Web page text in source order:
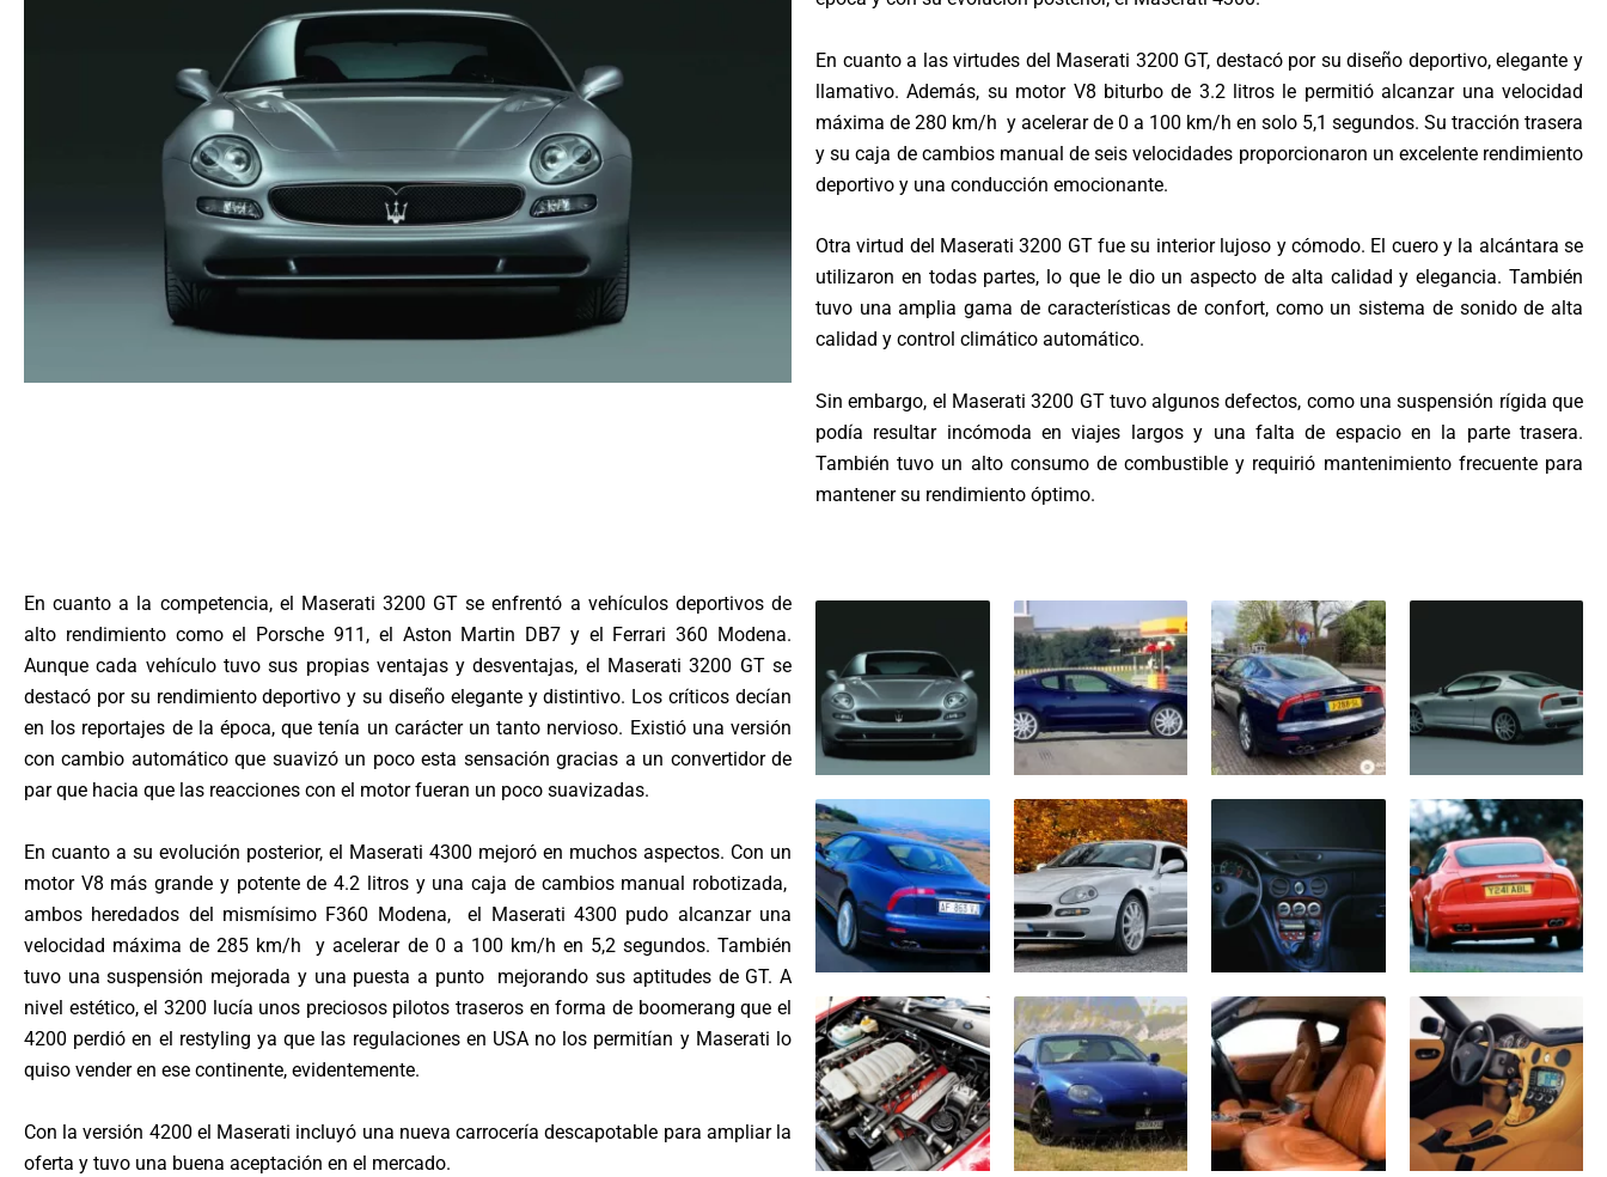
En cuanto a las virtudes del Maserati 3200 GT, destacó por su diseño deportivo, elegante y
llamativo. Además, su motor V8 biturbo de 3.2 litros le permitió alcanzar una velocidad
máxima de 280 km/h y acelerar de 0 a 100 km/h en solo 5,1 segundos. Su tracción trasera
y su caja de cambios manual de seis velocidades proporcionaron un excelente rendimiento
deportivo y una conducción emocionante.
Otra virtud del Maserati 3200 GT fue su interior lujoso y cómodo. El cuero y la alcántara se
utilizaron en todas partes, lo que le dio un aspecto de alta calidad y elegancia. También
tuvo una amplia gama de características de confort, como un sistema de sonido de alta
calidad y control climático automático.
Sin embargo, el Maserati 3200 GT tuvo algunos defectos, como una suspensión rígida que
podía resultar incómoda en viajes largos y una falta de espacio en la parte trasera.
También tuvo un alto consumo de combustible y requirió mantenimiento frecuente para
mantener su rendimiento óptimo.
En cuanto a la competencia, el Maserati 3200 GT se enfrentó a vehículos deportivos de
alto rendimiento como el Porsche 911, el Aston Martin DB7 y el Ferrari 360 Modena.
Aunque cada vehículo tuvo sus propias ventajas y desventajas, el Maserati 3200 GT se
destacó por su rendimiento deportivo y su diseño elegante y distintivo. Los críticos decían
en los reportajes de la época, que tenía un carácter un tanto nervioso. Existió una versión
con cambio automático que suavizó un poco esta sensación gracias a un convertidor de
par que hacia que las reacciones con el motor fueran un poco suavizadas.
En cuanto a su evolución posterior, el Maserati 4300 mejoró en muchos aspectos. Con un
motor V8 más grande y potente de 4.2 litros y una caja de cambios manual robotizada,
ambos heredados del mismísimo F360 Modena, el Maserati 4300 pudo alcanzar una
velocidad máxima de 285 km/h y acelerar de 0 a 100 km/h en 5,2 segundos. También
tuvo una suspensión mejorada y una puesta a punto mejorando sus aptitudes de GT. A
nivel estético, el 3200 lucía unos preciosos pilotos traseros en forma de boomerang que el
4200 perdió en el restyling ya que las regulaciones en USA no los permitían y Maserati lo
quiso vender en ese continente, evidentemente.
Con la versión 4200 el Maserati incluyó una nueva carrocería descapotable para ampliar la
oferta y tuvo una buena aceptación en el mercado.